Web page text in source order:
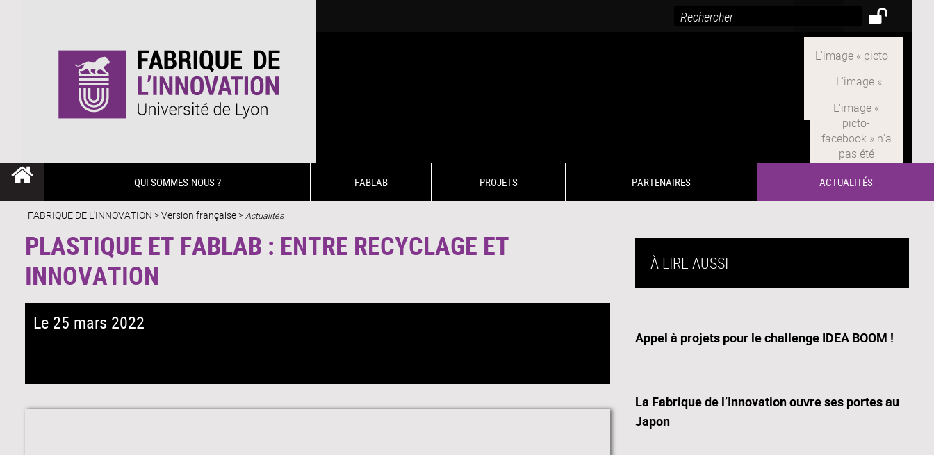
QUI SOMMES-NOUS ? FABLAB PROJETS PARTENAIRES ACTUALITÉS
FABRIQUE DE L'INNOVATION >Version française>Actualités
PLASTIQUE ET FABLAB : ENTRE RECYCLAGE ET
INNOVATION
Le 25 mars 2022
À LIRE AUSSI
Appel à projets pour le challenge IDEA BOOM !
La Fabrique de l’Innovation ouvre ses portes au
Japon